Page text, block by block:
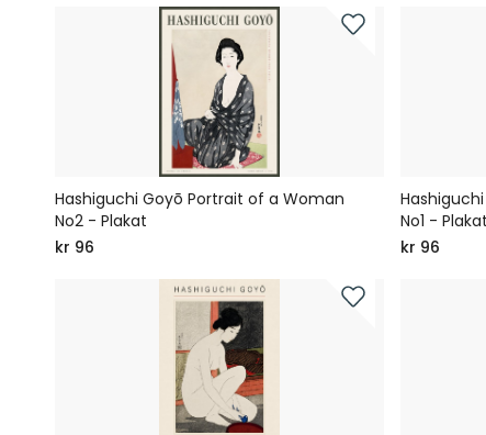
Hashiguchi Goyō Portrait of a Woman
No2 - Plakat
kr 96
No1 - Plakat
kr 96